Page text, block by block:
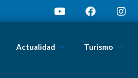
Actualidad Turismo